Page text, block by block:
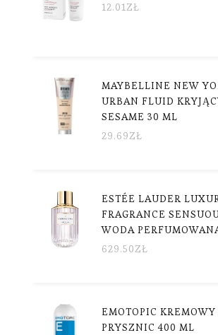
12.01ZŁ
MAYBELLINE NEW
URBAN FLUID
SESAME 30 ML
29.69ZŁ
ESTÉE LAUDER
FRAGRANCE
WODA
629.50ZŁ
EMOTOPIC
PRYSZNIC 400 ML